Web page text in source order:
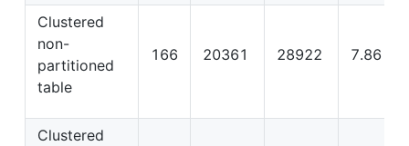
Clustered
non-
partitioned
table
166 20361 28922 7.86
Clustered